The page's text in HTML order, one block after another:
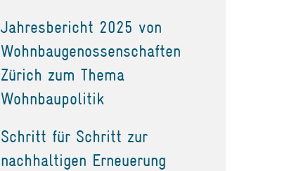
Jahresbericht 2025 von
Wohnbaugenossenschaften
Zürich zum Thema
Wohnbaupolitik
Schritt für Schritt zur
nachhaltigen Erneuerung